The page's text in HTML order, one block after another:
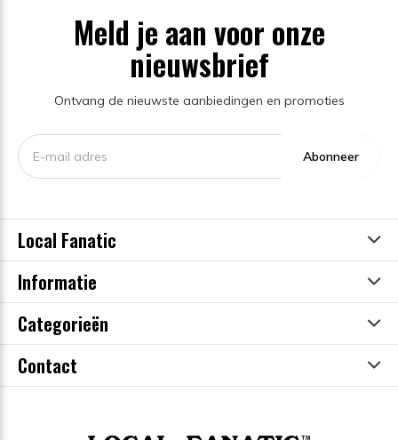
Meld je aan voor onze
nieuwsbrief
Ontvang de nieuwste aanbiedingen en promoties
Abonneer
Local Fanatic
Informatie
Categorieën
Contact